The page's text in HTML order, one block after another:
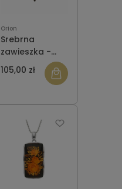
Orion
Srebrna
zawieszka -
broszka MAŁA
WAŻKA
105,00 zł